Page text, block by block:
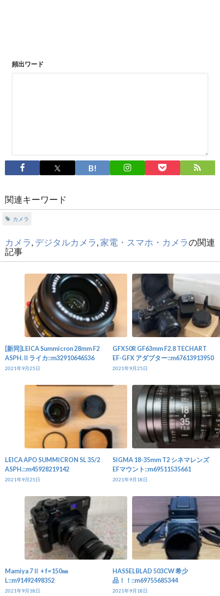
頻出ワード
関連キーワード
カメラ
カメラ, デジタルカメラ, 家電・スマホ・カメラの関連
記事
[新同]LEICA Summicron 28mm F2
ASPH. II ライカ::m32910646536
2021年9月25日
GFX50R GF63mm F2.8 TECHART
EF-GFX アダプター::m67613913950
2021年9月25日
LEICA APO SUMMICRON SL 35/2
ASPH.::m45928219142
2021年9月25日
SIGMA 18-35mm T2 シネマレンズ
EFマウント::m69511535661
2021年9月18日
Mamiya 7Ⅱ + f=150㎜
L::m91492498352
2021年9月18日
HASSELBLAD 503CW 希少
品！！::m69755685344
2021年9月18日